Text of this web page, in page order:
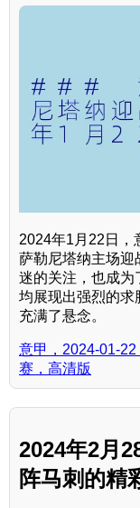
2024年1月22日，
萨勒尼塔纳主场迎
迷的关注，也成为
均展现出强烈的求
充满了悬念。
意甲，2024-01-
赛，高清版
2024年2月
阵马刺的精